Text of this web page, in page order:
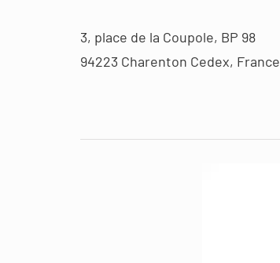
3, place de la Coupole, BP 98
94223 Charenton Cedex, France